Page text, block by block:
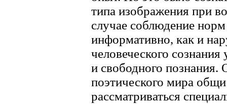
типа изображения при
случае соблюдение
информативно, как и
человеческого сознания
и свободного познания.
поэтического мира
рассматриваться